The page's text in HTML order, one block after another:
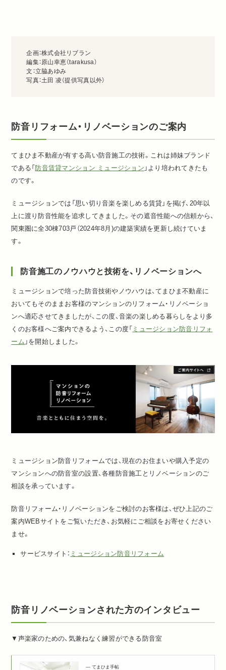
企画：株式会社リブラン
編集：原⼭幸恵（tarakusa）
⽂：立脇あゆみ
写真：土田 凌（提供写真以外）
防音リフォーム・リノベーションのご案内
てまひま不動産が有する高い防音施工の技術。これは姉妹ブランド
である「 防音賃貸マンション ミュージション 」より培われてきたも
のです。
ミュージションでは「思い切り音楽を楽しめる賃貸」を掲げ、20年以
上に渡り防音性能を追求してきました。その遮音性能への信頼から、
関東圏に全30棟703戸（2024年8月)の建築実績を更新し続けていま
す。
防音施工のノウハウと技術を、リノベーションへ
ミュージションで培った防音技術やノウハウは、てまひま不動産に
おいてもそのままお客様のマンションのリフォーム・リノベーショ
ンへ適応させてきましたが、この度、音楽の楽しめる暮らしをより多
くのお客様へご案内できるよう、この度「 ミュージション防音リフォ
ーム 」を開始しました。
ミュージション防音リフォームでは、現在のお住まいや購入予定の
マンションへの防音室の設置、各種防音施工とリノベーションのご
相談を承っています。
防音リフォーム・リノベーションをご検討のお客様は、ぜひ上記のご
案内WEBサイトをご覧いただき、お気軽にご相談をお寄せください
ませ。
サービスサイト： ミュージション防音リフォーム
防音リノベーションされた方のインタビュー
▼声楽家のための、気兼ねなく練習ができる防音室
てまひま手帖